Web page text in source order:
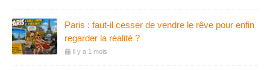
Paris : faut-il cesser de vendre le rêve pour enfin
regarder la réalité ?
Il y a 1 mois